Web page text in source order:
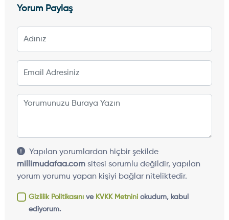
Yorum Paylaş
Yapılan yorumlardan hiçbir şekilde
millimudafaa.comsitesi sorumlu değildir, yapılan
yorum yorumu yapan kişiyi bağlar niteliktedir.
Gizlilik Politikasınıve KVKK Metniniokudum, kabul
ediyorum.